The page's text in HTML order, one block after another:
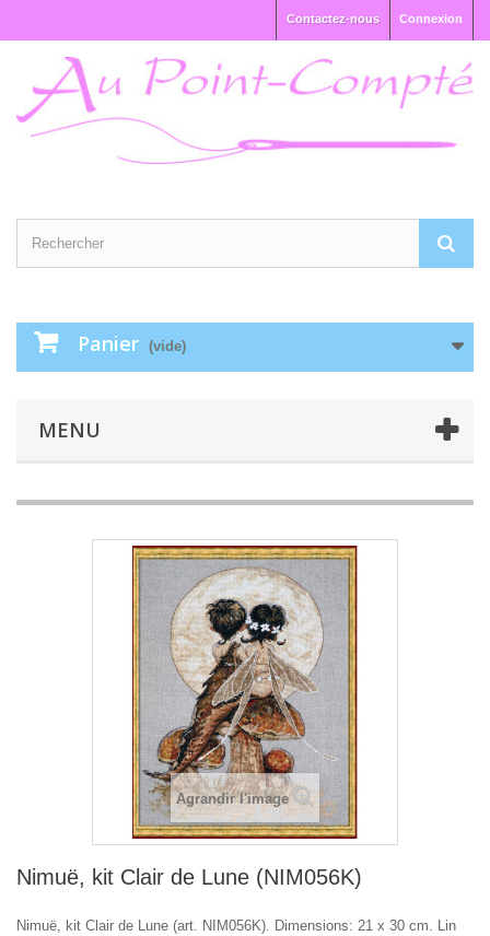
Connexion
Contactez-nous
Panier (vide)
MENU
Agrandir l'image
Nimuë, kit Clair de Lune (NIM056K)
Nimuë, kit Clair de Lune (art. NIM056K). Dimensions: 21 x 30 cm. Lin